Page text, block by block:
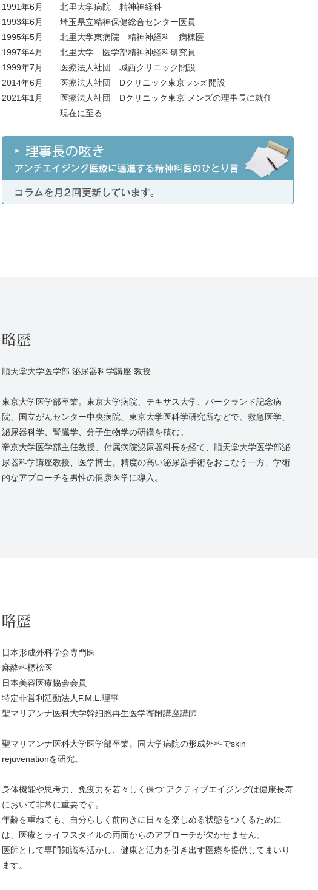
1991年6月
北里大学病院 精神神経科
1993年6月
埼玉県立精神保健総合センター医員
1995年5月
北里大学東病院 精神神経科 病棟医
1997年4月
北里大学 医学部精神神経科研究員
1999年7月
医療法人社団 城西クリニック開設
2014年6月
医療法人社団 Dクリニック東京 メンズ 開設
2021年1月
医療法人社団 Dクリニック東京 メンズの理事長に就任
現在に至る
略歴
順天堂大学医学部 泌尿器科学講座 教授
東京大学医学部卒業。東京大学病院、テキサス大学、パークランド記念病
院、国立がんセンター中央病院、東京大学医科学研究所などで、救急医学、
泌尿器科学、腎臓学、分子生物学の研鑽を積む。
帝京大学医学部主任教授、付属病院泌尿器科長を経て、順天堂大学医学部泌
尿器科学講座教授、医学博士。精度の高い泌尿器手術をおこなう一方、学術
的なアプローチを男性の健康医学に導入。
略歴
日本形成外科学会専門医
麻酔科標榜医
日本美容医療協会会員
特定非営利活動法人F.M.L.理事
聖マリアンナ医科大学幹細胞再生医学寄附講座講師
聖マリアンナ医科大学医学部卒業。同大学病院の形成外科でskin
rejuvenationを研究。
身体機能や思考力、免疫力を若々しく保つ“アクティブエイジングは健康長寿
において非常に重要です。
年齢を重ねても、自分らしく前向きに日々を楽しめる状態をつくるために
は、医療とライフスタイルの両面からのアプローチが欠かせません。
医師として専門知識を活かし、健康と活力を引き出す医療を提供してまいり
ます。